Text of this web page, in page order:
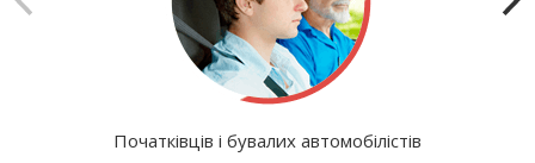
Початківців і бувалих автомобілістів